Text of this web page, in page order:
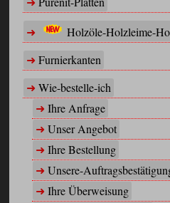
Holzöle-Holzleime-
Furnierkanten
Wie-bestelle-ich
Ihre Anfrage
Unser Angebot
Ihre Bestellung
Unsere-
Ihre Überweisung